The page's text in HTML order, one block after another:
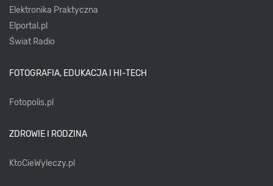
Elektronika Praktyczna
Elportal.pl
Świat Radio
FOTOGRAFIA, EDUKACJA I HI-TECH
Fotopolis.pl
ZDROWIE I RODZINA
KtoCieWyleczy.pl